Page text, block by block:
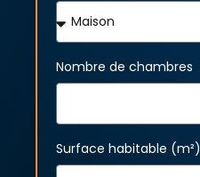
Nombre de chambres
Surface habitable (m²)